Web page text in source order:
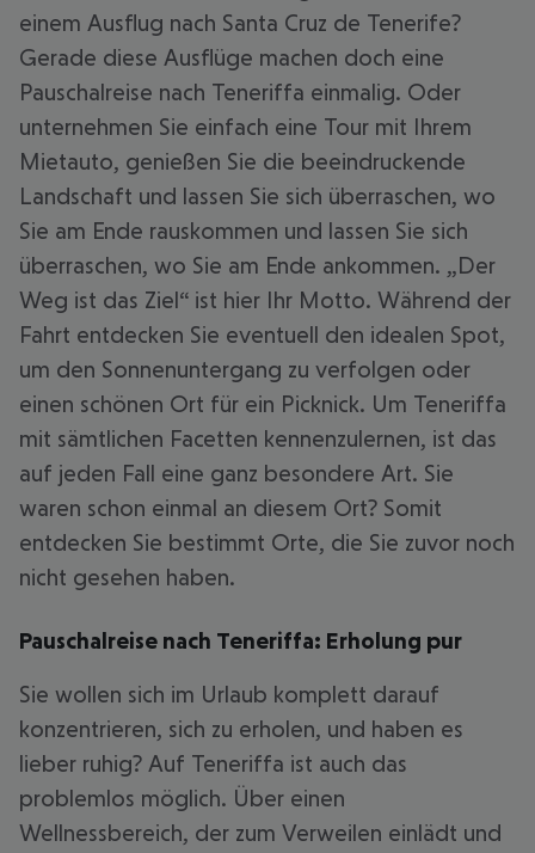
einem Ausflug nach Santa Cruz de Tenerife?
Gerade diese Ausflüge machen doch eine
Pauschalreise nach Teneriffa einmalig. Oder
unternehmen Sie einfach eine Tour mit Ihrem
Mietauto, genießen Sie die beeindruckende
Landschaft und lassen Sie sich überraschen, wo
Sie am Ende rauskommen und lassen Sie sich
überraschen, wo Sie am Ende ankommen. „Der
Weg ist das Ziel“ ist hier Ihr Motto. Während der
Fahrt entdecken Sie eventuell den idealen Spot,
um den Sonnenuntergang zu verfolgen oder
einen schönen Ort für ein Picknick. Um Teneriffa
mit sämtlichen Facetten kennenzulernen, ist das
auf jeden Fall eine ganz besondere Art. Sie
waren schon einmal an diesem Ort? Somit
entdecken Sie bestimmt Orte, die Sie zuvor noch
nicht gesehen haben.
Pauschalreise nach Teneriffa: Erholung pur
Sie wollen sich im Urlaub komplett darauf
konzentrieren, sich zu erholen, und haben es
lieber ruhig? Auf Teneriffa ist auch das
problemlos möglich. Über einen
Wellnessbereich, der zum Verweilen einlädt und